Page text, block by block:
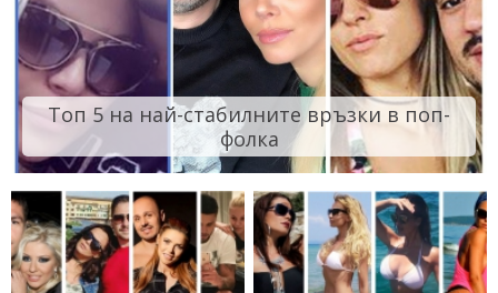
Топ 5 на най-стабилните връзки в поп-
фолка